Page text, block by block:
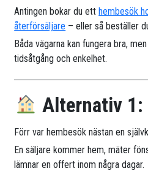
Antingen bokar du etthembesök
återförsäljare – eller så beställer
Båda vägarna kan fungera bra,
tidsåtgång och enkelhet.
Alternativ 1:
Förr var hembesök nästan en
En säljare kommer hem, mäter
lämnar en offert inom några dagar.